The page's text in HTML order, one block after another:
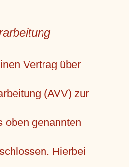
Vertrag über
(AVV) zur
oben genannten
Hierbei